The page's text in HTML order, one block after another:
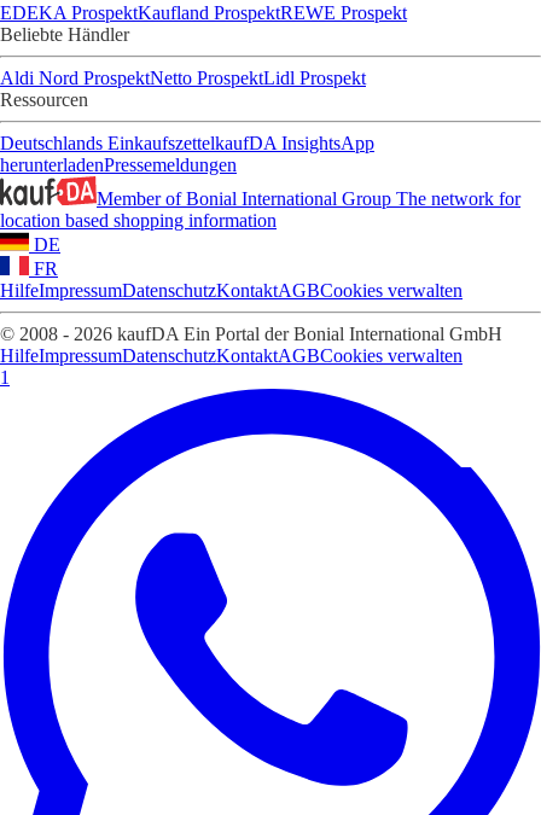
EDEKA ProspektKaufland ProspektREWE Prospekt
Beliebte Händler
Aldi Nord ProspektNetto ProspektLidl Prospekt
Ressourcen
Deutschlands EinkaufszettelkaufDA InsightsApp
herunterladenPressemeldungen
Member of Bonial International Group The network for
location based shopping information
DE
FR
HilfeImpressumDatenschutzKontaktAGBCookies verwalten
© 2008 - 2026 kaufDA Ein Portal der Bonial International GmbH
HilfeImpressumDatenschutzKontaktAGBCookies verwalten
1